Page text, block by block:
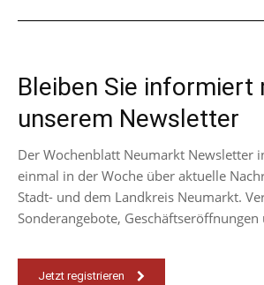
Bleiben Sie informiert
unserem Newsletter
Der Wochenblatt Neumarkt Newsletter
einmal in der Woche über aktuelle
Stadt- und dem Landkreis Neumarkt.
Sonderangebote,
Jetzt registrieren